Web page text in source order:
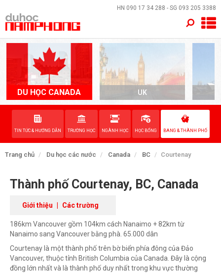
HN 090 17 34 288 - SG 093 205 3388
DU HỌC CANADA UK
TIN TỨC & HƯỚNG DẪN TRƯỜNG HỌC NGÀNH HỌC HỌC BỔNG BANG & THÀNH PHỐ
Trang chủ Du học các nước Canada BC Courtenay
Thành phố Courtenay, BC, Canada
Giới thiệu | Các trường
186km Vancouver gồm 104km cách Nanaimo + 82km từ
Nanaimo sang Vancouver bằng phà. 65.000 dân
Courtenay là một thành phố trên bờ biển phía đông của Đảo
Vancouver, thuộc tỉnh British Columbia của Canada. Đây là cộng
đồng lớn nhất và là thành phố duy nhất trong khu vực thường
×
TRANG CHỦ
QUỐC GIA
EVENTS
DỊCH VỤ
VỀ NAM PHONG